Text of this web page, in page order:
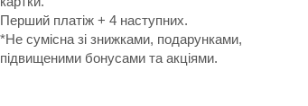
Перший платіж + 4 наступних.
*Не сумісна зі знижками, подарунками,
підвищеними бонусами та акціями.